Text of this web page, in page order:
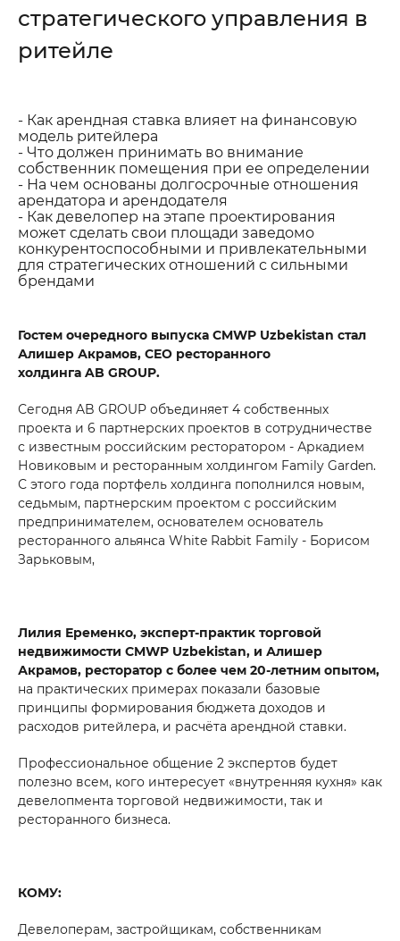
стратегического управления в
ритейле
- Как арендная ставка влияет на финансовую
модель ритейлера
- Что должен принимать во внимание
собственник помещения при ее определении
- На чем основаны долгосрочные отношения
арендатора и арендодателя
- Как девелопер на этапе проектирования
может сделать свои площади заведомо
конкурентоспособными и привлекательными
для стратегических отношений с сильными
брендами
Гостем очередного выпуска CMWP Uzbekistan стал
Алишер Акрамов, CEO ресторанного
холдинга AB GROUP.
Сегодня AB GROUP объединяет 4 собственных
проекта и 6 партнерских проектов в сотрудничестве
с известным российским ресторатором - Аркадием
Новиковым и ресторанным холдингом Family Garden.
С этого года портфель холдинга пополнился новым,
седьмым, партнерским проектом с российским
предпринимателем, основателем основатель
ресторанного альянса White Rabbit Family - Борисом
Зарьковым,
Лилия Еременко, эксперт-практик торговой
недвижимости CMWP Uzbekistan, и Алишер
Акрамов, ресторатор с более чем 20-летним опытом,
на практических примерах показали базовые
принципы формирования бюджета доходов и
расходов ритейлера, и расчёта арендной ставки.
Профессиональное общение 2 экспертов будет
полезно всем, кого интересует «внутренняя кухня» как
девелопмента торговой недвижимости, так и
ресторанного бизнеса.
КОМУ:
Девелоперам, застройщикам, собственникам